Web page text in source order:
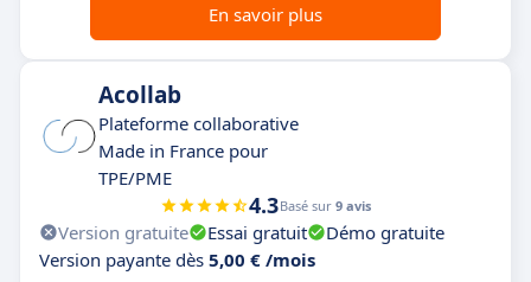
En savoir plus
Acollab
Plateforme collaborative
Made in France pour
TPE/PME
4.3Basé sur 9 avis
Version gratuite Essai gratuit
Démo gratuite
Version payante dès 5,00 € /mois